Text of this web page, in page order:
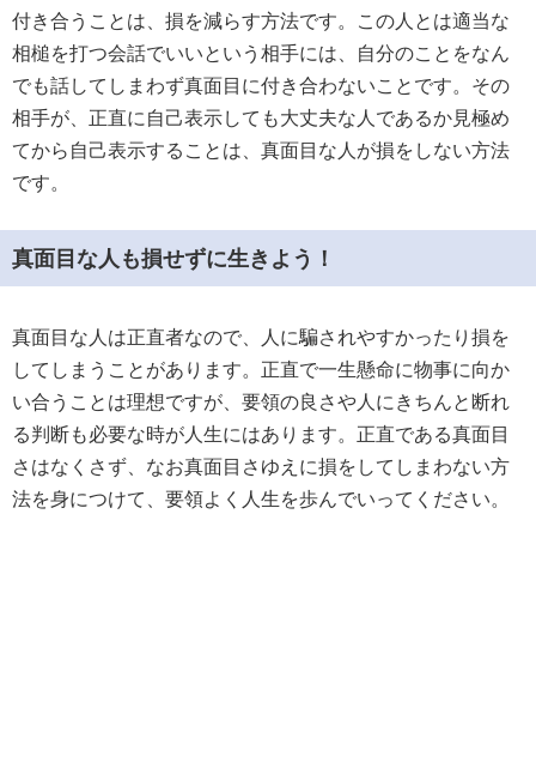
付き合うことは、損を減らす方法です。この人とは適当な
相槌を打つ会話でいいという相手には、自分のことをなん
でも話してしまわず真面目に付き合わないことです。その
相手が、正直に自己表示しても大丈夫な人であるか見極め
てから自己表示することは、真面目な人が損をしない方法
です。
真面目な人も損せずに生きよう！
真面目な人は正直者なので、人に騙されやすかったり損を
してしまうことがあります。正直で一生懸命に物事に向か
い合うことは理想ですが、要領の良さや人にきちんと断れ
る判断も必要な時が人生にはあります。正直である真面目
さはなくさず、なお真面目さゆえに損をしてしまわない方
法を身につけて、要領よく人生を歩んでいってください。